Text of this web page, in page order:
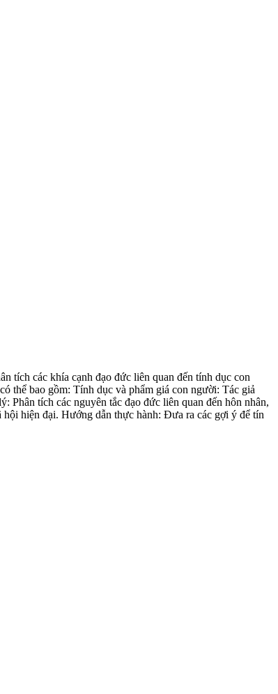
tích các khía cạnh đạo đức liên quan đến tính dục con
thể bao gồm: Tính dục và phẩm giá con người: Tác giả
Phân tích các nguyên tắc đạo đức liên quan đến hôn nhân,
hiện đại. Hướng dẫn thực hành: Đưa ra các gợi ý để tín